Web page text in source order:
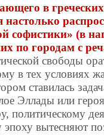
в
настолько
софистики» (в
по городам с
свободы
в тех условиях
ставилась
Эллады или
политическому
вытесняют